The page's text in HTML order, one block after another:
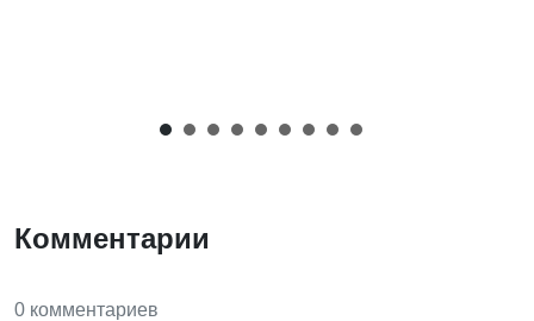
Комментарии
0 комментариев